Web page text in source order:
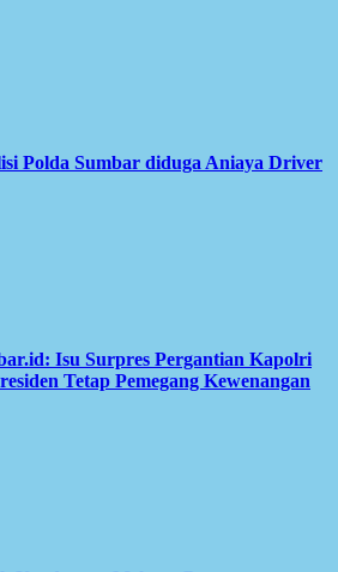
Polda Sumbar diduga Aniaya Driver
Isu Surpres Pergantian Kapolri
Tetap Pemegang Kewenangan